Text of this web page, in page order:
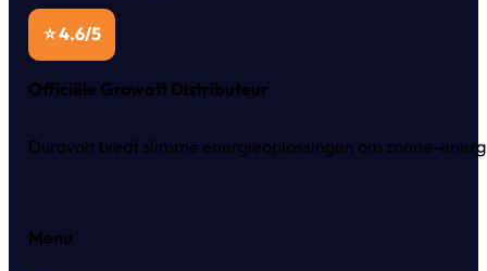
⭐ 4.6/5
Officiële Growatt Distributeur
Duravolt biedt slimme energieoplossingen om zonne-
Menu